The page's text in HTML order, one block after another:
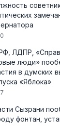
ЛДПР,
люди»
в думских
«Яблока»
Сызрани
фонтан,